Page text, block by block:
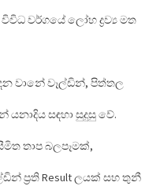
වර්ගයේ ලෝහ ද්‍රව්‍ය මත
වානේ වෑල්ඩින්, පිත්තල
සඳහා සුදුසු වේ.
තාප බලපෑමක්,
ප්‍රති Result ලයක් සහ තුනී